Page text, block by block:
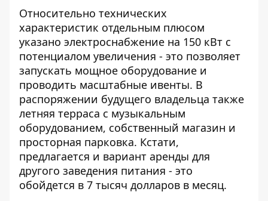
Относительно технических
характеристик отдельным плюсом
указано электроснабжение на 150 кВт с
потенциалом увеличения - это позволяет
запускать мощное оборудование и
проводить масштабные ивенты. В
распоряжении будущего владельца также
летняя терраса с музыкальным
оборудованием, собственный магазин и
просторная парковка. Кстати,
предлагается и вариант аренды для
другого заведения питания - это
обойдется в 7 тысяч долларов в месяц.